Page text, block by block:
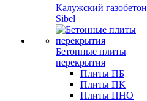
Калужский газобетон
Sibel
Бетонные плиты
перекрытия
Плиты ПБ
Плиты ПК
Плиты ПНО